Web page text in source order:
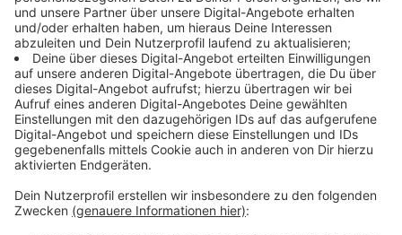
Immer auf dem Laufenden
bleiben!
Verpass' nichts mehr - mit unserem kostenlosen
ANTENNE BAYERN Newsletter. Ob Nachrichten,
Lifestyle oder unsere neuesten Aktionen - wir